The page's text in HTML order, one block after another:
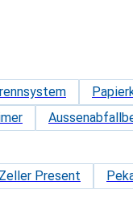
Zeller Present